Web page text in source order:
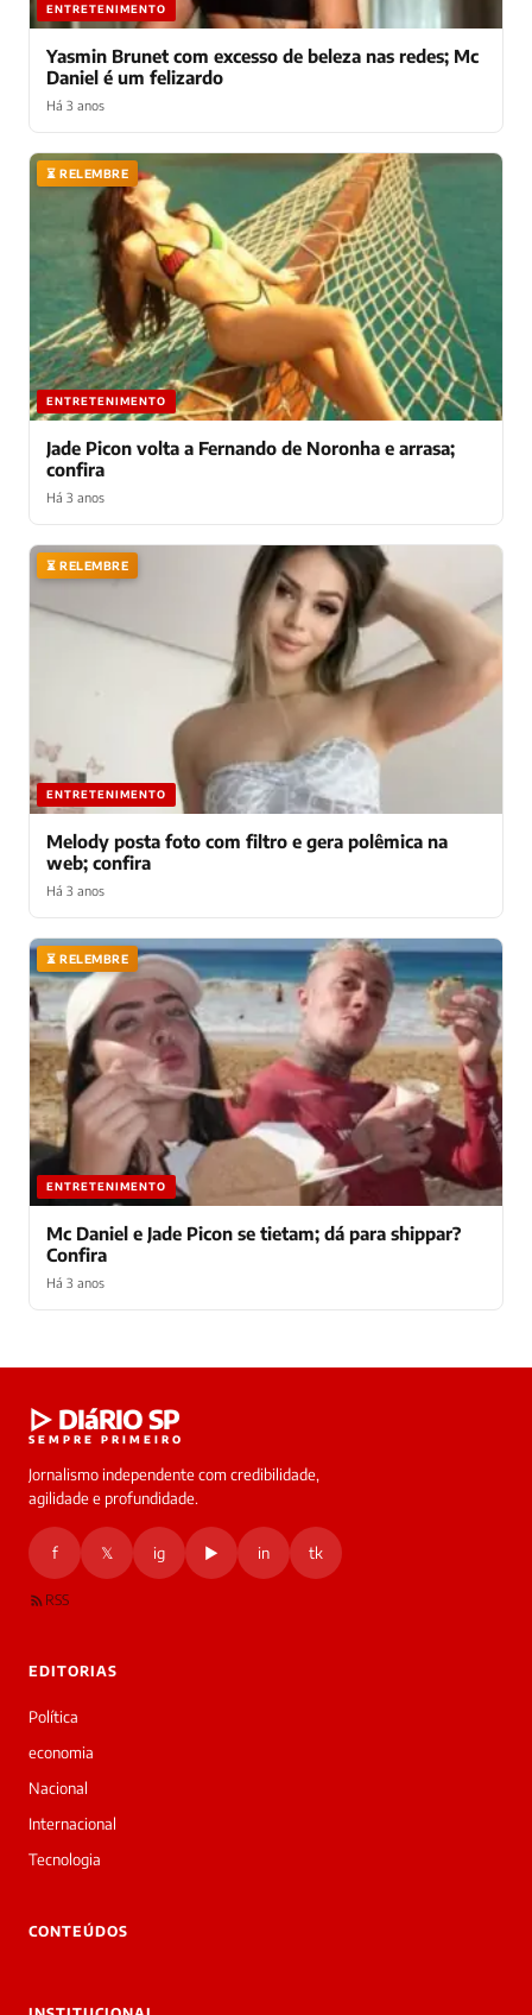
ENTRETENIMENTO
Yasmin Brunet com excesso de beleza nas redes; Mc
Daniel é um felizardo
Há 3 anos
⏳ RELEMBRE
ENTRETENIMENTO
Jade Picon volta a Fernando de Noronha e arrasa;
confira
Há 3 anos
⏳ RELEMBRE
ENTRETENIMENTO
Melody posta foto com filtro e gera polêmica na
web; confira
Há 3 anos
⏳ RELEMBRE
ENTRETENIMENTO
Mc Daniel e Jade Picon se tietam; dá para shippar?
Confira
Há 3 anos
online
Oi!
Boa
tarde!
a
Laura,
▷
▷ DIáRIO SP
SEMPRE PRIMEIRO
Jornalismo independente com credibilidade,
agilidade e profundidade.
f 𝕏 ig ▶ in tk
RSS
EDITORIAS
Política
economia
Nacional
Internacional
Tecnologia
CONTEÚDOS